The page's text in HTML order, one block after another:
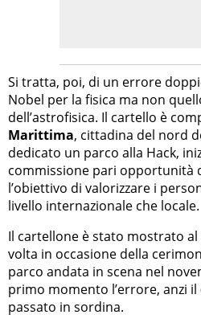
Si tratta, poi, di un errore
Nobel per la fisica ma non
dell’astrofisica. Il cartello è
Marittima, cittadina del nord
dedicato un parco alla Hack,
commissione pari opportunità
l’obiettivo di valorizzare i
livello internazionale che locale.
Il cartellone è stato mostrato
volta in occasione della
parco andata in scena nel
primo momento l’errore, anzi il
passato in sordina.